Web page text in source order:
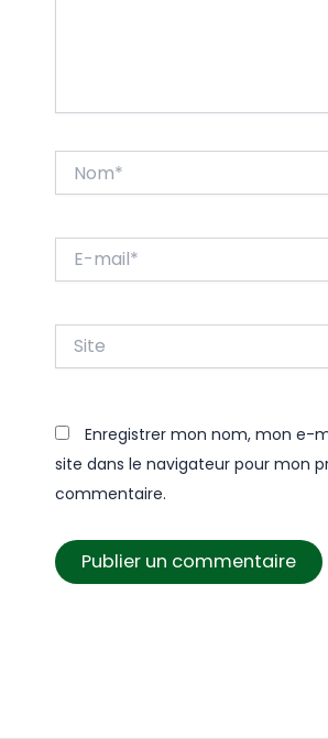
mail*
Enregistrer mon nom, mon e-
site dans le navigateur pour mon
commentaire.